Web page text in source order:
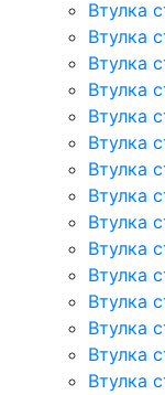
Втулка
Втулка
Втулка
Втулка
Втулка
Втулка
Втулка
Втулка
Втулка
Втулка
Втулка
Втулка
Втулка
Втулка
Втулка